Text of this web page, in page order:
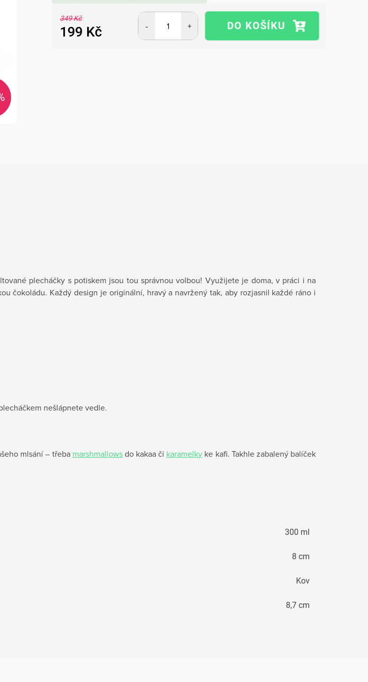
349 Kč
199 Kč
plecháčky s potiskem jsou tou správnou volbou! Využijete je doma, v práci i na
čokoládu. Každý design je originální, hravý a navržený tak, aby rozjasnil každé ráno i
nešlápnete vedle.
mlsání – třeba marshmallowsdo kakaa či karamelky ke kafi. Takhle zabalený balíček
300 ml
8 cm
Kov
8,7 cm